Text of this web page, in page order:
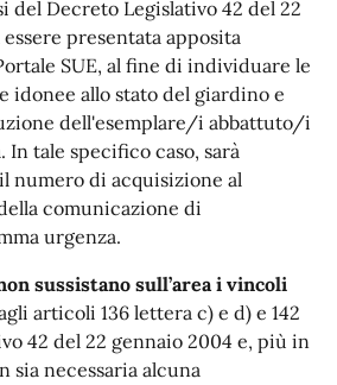
del Decreto Legislativo 42 del 22
presentata apposita
SUE, al fine di individuare le
idonee allo stato del giardino e
dell'esemplare/i abbattuto/i
tale specifico caso, sarà
numero di acquisizione al
comunicazione di
urgenza.
sussistano sull’area i vincoli
articoli 136 lettera c) e d) e 142
42 del 22 gennaio 2004 e, più in
sia necessaria alcuna